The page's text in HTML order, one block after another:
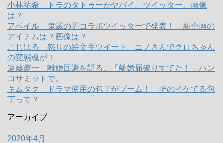
小林祐希 トラのタトゥーがヤバイ。ツイッター、画像
は？
アベイル 鬼滅の刃コラボツイッターで発表！ 新企画の
アイテムは？画像は？
こじはる 怒りの絵文字ツイート。ニノさんでクロちゃん
の変態魂が！
遠藤憲一 離婚回避を語る。「離婚届破りすてた！」ハン
コサミットで。
キムタク ドラマ使用の包丁がブーム！ そのイケてる包
丁って？
アーカイブ
2020年4月